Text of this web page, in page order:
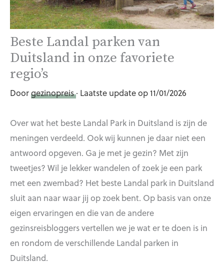
Beste Landal parken van
Duitsland in onze favoriete
regio’s
Doorgezinopreis· Laatste update op 11/01/2026
Over wat het beste Landal Park in Duitsland is zijn de
meningen verdeeld. Ook wij kunnen je daar niet een
antwoord opgeven. Ga je met je gezin? Met zijn
tweetjes? Wil je lekker wandelen of zoek je een park
met een zwembad? Het beste Landal park in Duitsland
sluit aan naar waar jij op zoek bent. Op basis van onze
eigen ervaringen en die van de andere
gezinsreisbloggers vertellen we je wat er te doen is in
en rondom de verschillende Landal parken in
Duitsland.